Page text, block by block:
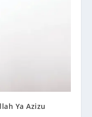
Ya Azizu